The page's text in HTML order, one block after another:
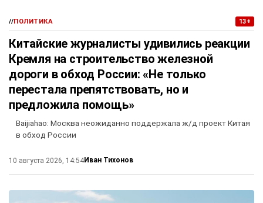
//ПОЛИТИКА 13+
Китайские журналисты удивились реакции
Кремля на строительство железной
дороги в обход России: «Не только
перестала препятствовать, но и
предложила помощь»
Baijiahao: Москва неожиданно поддержала ж/д проект Китая
в обход России
10 августа 2026, 14:54Иван Тихонов